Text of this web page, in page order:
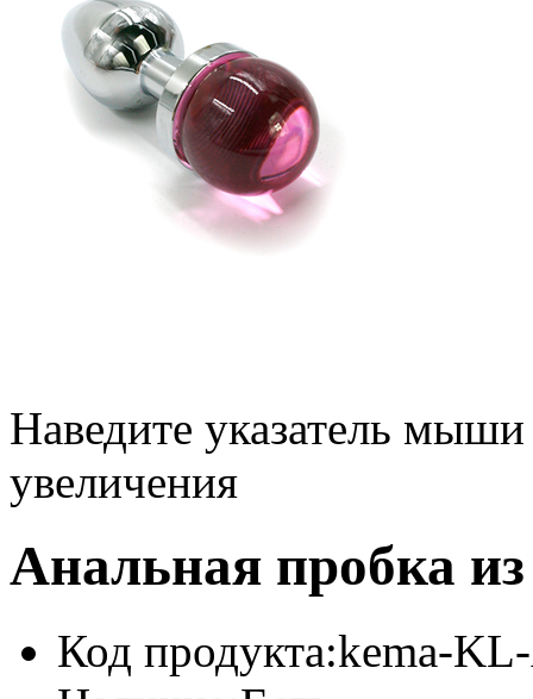
Наведите указатель
увеличения
Анальная пробка
Код продукта:kema-